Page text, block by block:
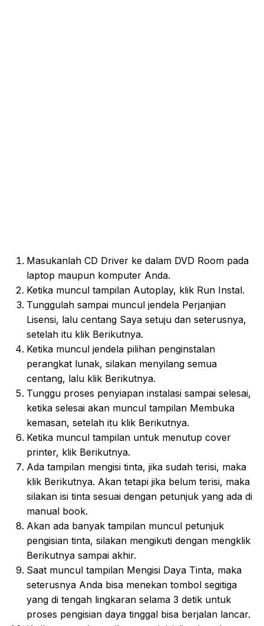
Masukanlah CD Driver ke dalam DVD Room pada
laptop maupun komputer Anda.
Ketika muncul tampilan Autoplay, klik Run Instal.
Tunggulah sampai muncul jendela Perjanjian
Lisensi, lalu centang Saya setuju dan seterusnya,
setelah itu klik Berikutnya.
Ketika muncul jendela pilihan penginstalan
perangkat lunak, silakan menyilang semua
centang, lalu klik Berikutnya.
Tunggu proses penyiapan instalasi sampai selesai,
ketika selesai akan muncul tampilan Membuka
kemasan, setelah itu klik Berikutnya.
Ketika muncul tampilan untuk menutup cover
printer, klik Berikutnya.
Ada tampilan mengisi tinta, jika sudah terisi, maka
klik Berikutnya. Akan tetapi jika belum terisi, maka
silakan isi tinta sesuai dengan petunjuk yang ada di
manual book.
Akan ada banyak tampilan muncul petunjuk
pengisian tinta, silakan mengikuti dengan mengklik
Berikutnya sampai akhir.
Saat muncul tampilan Mengisi Daya Tinta, maka
seterusnya Anda bisa menekan tombol segitiga
yang di tengah lingkaran selama 3 detik untuk
proses pengisian daya tinggal bisa berjalan lancar.